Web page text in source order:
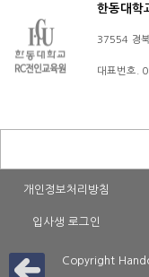
한동대학
37554 경
대표번호.
개인정보처리방침
입사생 로그인
Copyright